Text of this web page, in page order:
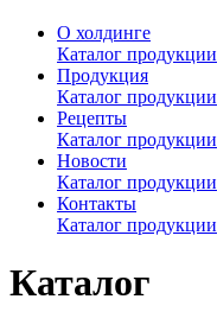
О холдинге
Каталог продукции
Продукция
Каталог продукции
Рецепты
Каталог продукции
Новости
Каталог продукции
Контакты
Каталог продукции
Каталог